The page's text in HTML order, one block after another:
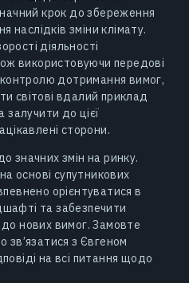
крок до збереження
наслідків зміни клімату.
діяльності
використовуючи передові
контролю дотримання вимог,
світові вдалий приклад
залучити до цієї
сторони.
значних змін на ринку.
основі супутникових
орієнтуватися в
та забезпечити
нових вимог. Замовте
зв’язатися з Євгеном
на всі питання щодо